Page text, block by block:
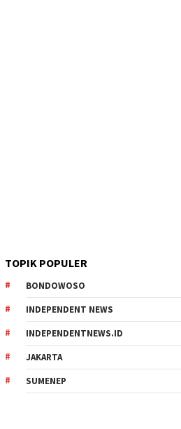
TOPIK POPULER
BONDOWOSO
INDEPENDENT NEWS
INDEPENDENTNEWS.ID
JAKARTA
SUMENEP